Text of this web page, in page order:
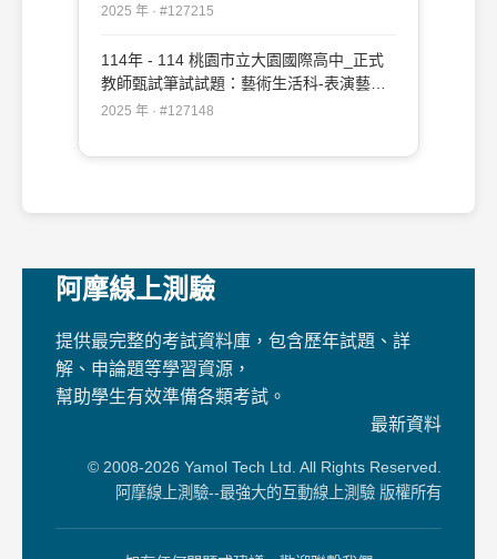
2025 年 · #127215
114年 - 114 桃園市立大園國際高中_正式
教師甄試筆試試題：藝術生活科-表演藝術
專長#127148
2025 年 · #127148
阿摩線上測驗
提供最完整的考試資料庫，包含歷年試題、詳
解、申論題等學習資源，
幫助學生有效準備各類考試。
最新資料
© 2008-2026 Yamol Tech Ltd. All Rights Reserved.
阿摩線上測驗--最強大的互動線上測驗 版權所有